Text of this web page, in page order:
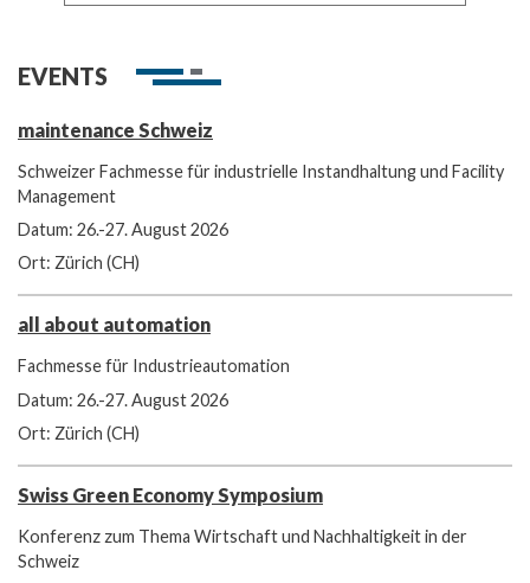
EVENTS
maintenance Schweiz
Schweizer Fachmesse für industrielle Instandhaltung und Facility
Management
Datum: 26.-27. August 2026
Ort: Zürich (CH)
all about automation
Fachmesse für Industrieautomation
Datum: 26.-27. August 2026
Ort: Zürich (CH)
Swiss Green Economy Symposium
Konferenz zum Thema Wirtschaft und Nachhaltigkeit in der
Schweiz